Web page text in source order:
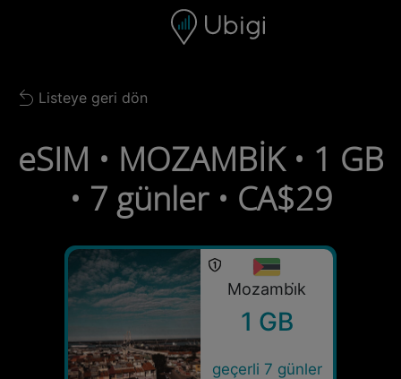
Gezinme çubuğu Alt bilgi
Back to list
Listeye geri dön
eSIM • MOZAMBİK • 1 GB
• 7 günler • CA$29
Mozambi̇k
1 GB
geçerli 7 günler